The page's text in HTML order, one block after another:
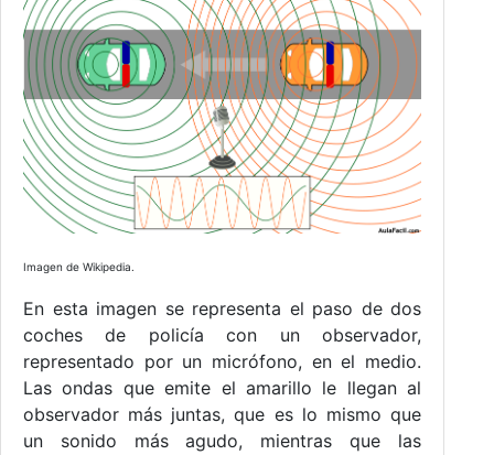
Imagen de Wikipedia.
En esta imagen se representa el paso de dos
coches de policía con un observador,
representado por un micrófono, en el medio.
Las ondas que emite el amarillo le llegan al
observador más juntas, que es lo mismo que
un sonido más agudo, mientras que las